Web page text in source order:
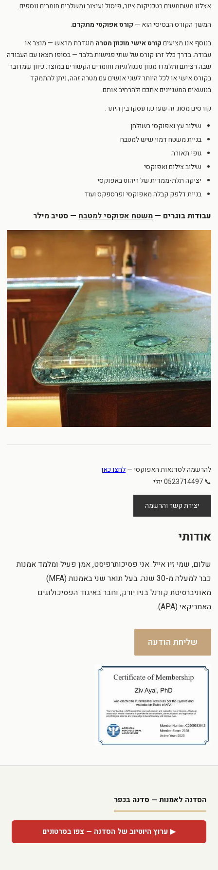
אצלנו משתמשים בטכניקות ציור, פיסול ועיצוב ומשלבים חומרים נוספים.
המשך הקורס הבסיסי הוא — קורס אפוקסי מתקדם.
בנוסף אנו מציעיםקורס אישי מוכוון מטרה מוגדרת מראש — מוצר או
עבודה. בדרך כלל זהו קורס של שתי פגישות בלבד — בסופו תצאו עם העבודה
שבה רציתם ותלמדו מגוון טכנולוגיות וחומרים הקשורים במוצר. כיוון שמדובר
בקורס אישי או לכל היותר לשני אנשים עם מטרה זהה, ניתן להתמקד
בנושאים המעניינים אתכם ולהרחיב אותם.
קורסים מסוג זה שערכנו עסקו בין היתר:
שילוב עץ ואפוקסי בשולחן
בניית משטח דמוי שיש למטבח
גופי תאורה
שילוב צילום ואפוקסי
יציקה תלת-ממדית של ריהוט באפוקסי
בניית דלפק קבלה מאפוקסי ופרספקס ועוד
עבודות בוגרים — משטח אפוקסי למטבח — סטיב מילר
להרשמה לסדנאות האפוקסי —לחצו כאן
📞 0523714497 יולי
יצירת קשר והרשמה
אודותי
שלום, שמי זיו אייל. אני פסיכותרפיסט, אמן פעיל ומלמד אמנות
כבר למעלה מ-30 שנה. בעל תואר שני באמנות (MFA)
מאוניברסיטת קורנל בניו יורק, וחבר באיגוד הפסיכולוגים
האמריקאי (APA).
שליחת הודעה
הסדנה לאמנות — סדנה בכפר
▶ ערוץ היוטיוב של הסדנה — צפו בסרטונים